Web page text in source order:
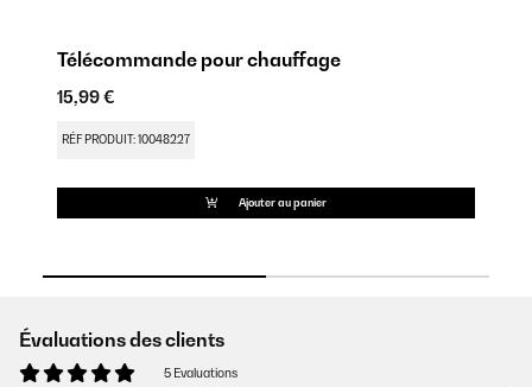
Télécommande pour chauffage
15,99 €
RÉF PRODUIT: 10048227
Ajouter au panier
Évaluations des clients
5 Evaluations